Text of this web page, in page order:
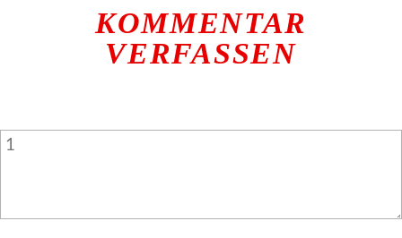
KOMMENTAR
VERFASSEN